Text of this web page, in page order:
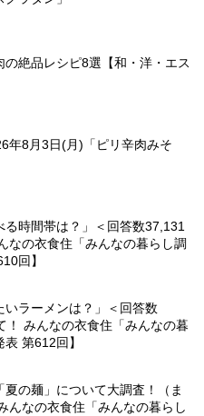
の絶品レシピ8選【和・洋・エス
年8月3日(月)「ピリ辛肉みそ
る時間帯は？」＜回答数37,131
なの衣食住「みんなの暮らし調
回】
いラーメンは？」＜回答数
！ みんなの衣食住「みんなの暮
第612回】
の麺」について大調査！（ま
んなの衣食住「みんなの暮らし